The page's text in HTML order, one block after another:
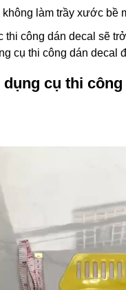
làm trầy xước bề
thi công dán decal sẽ
cụ thi công dán decal
cụ thi